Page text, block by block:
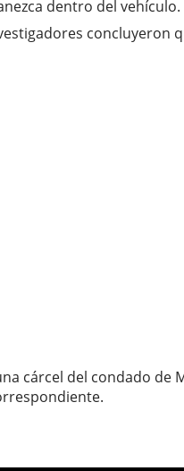
dentro del vehículo.
cárcel del condado